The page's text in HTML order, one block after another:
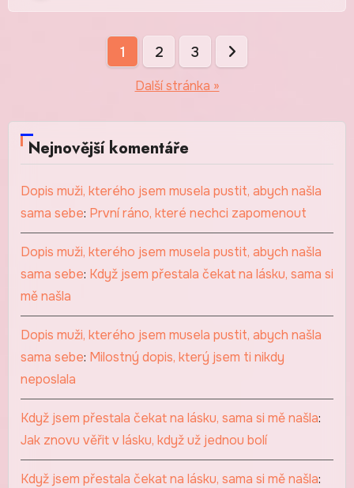
Stránkování
1 2 3
Další stránka »
Nejnovější komentáře
Dopis muži, kterého jsem musela pustit, abych našla
sama sebe: První ráno, které nechci zapomenout
Dopis muži, kterého jsem musela pustit, abych našla
sama sebe: Když jsem přestala čekat na lásku, sama si
mě našla
Dopis muži, kterého jsem musela pustit, abych našla
sama sebe: Milostný dopis, který jsem ti nikdy
neposlala
Když jsem přestala čekat na lásku, sama si mě našla:
Jak znovu věřit v lásku, když už jednou bolí
Když jsem přestala čekat na lásku, sama si mě našla: